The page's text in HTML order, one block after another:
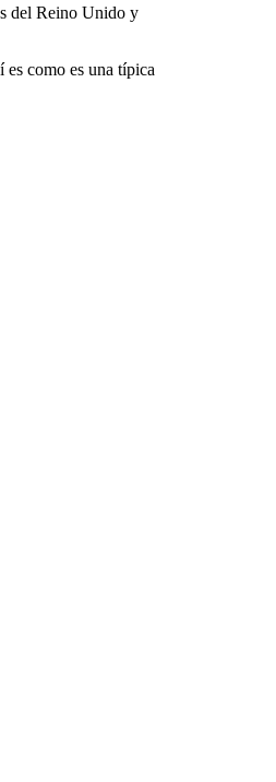
del Reino Unido y
es como es una típica